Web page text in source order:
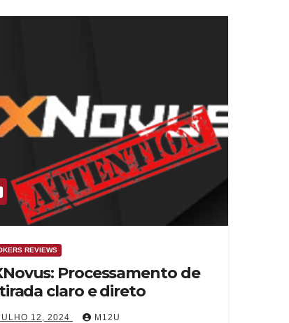
REVIEWS
Processamento de
claro e direto
12, 2024 M12U